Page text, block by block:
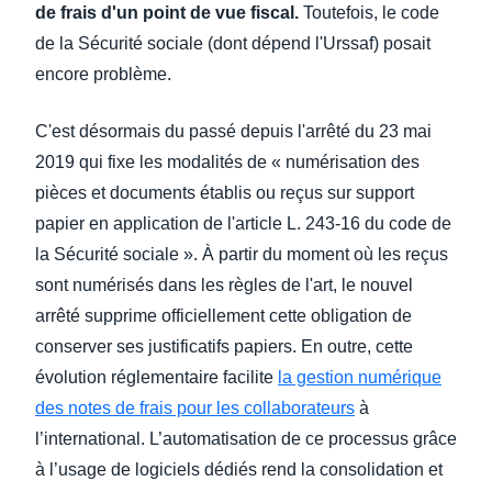
de frais d'un point de vue fiscal. Toutefois, le code
de la Sécurité sociale (dont dépend l'Urssaf) posait
encore problème.
C'est désormais du passé depuis l'arrêté du 23 mai
2019 qui fixe les modalités de « numérisation des
pièces et documents établis ou reçus sur support
papier en application de l'article L. 243-16 du code de
la Sécurité sociale ». À partir du moment où les reçus
sont numérisés dans les règles de l'art, le nouvel
arrêté supprime officiellement cette obligation de
conserver ses justificatifs papiers. En outre, cette
évolution réglementaire facilite la gestion numérique
des notes de frais pour les collaborateurs à
l’international. L’automatisation de ce processus grâce
à l’usage de logiciels dédiés rend la consolidation et